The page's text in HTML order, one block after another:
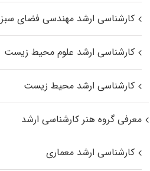
کارشناسی ارشد مهندسی فضای سبز
کارشناسی ارشد علوم محیط‌ زیست
کارشناسی ارشد محیط زیست
معرفی گروه هنر کارشناسی ارشد
کارشناسی ارشد معماری